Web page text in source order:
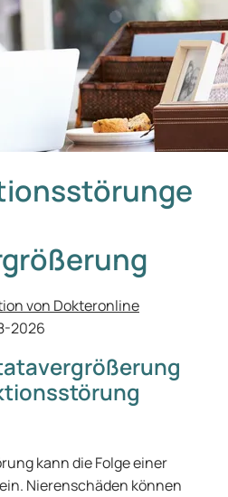
von Dokteronline
2026
kann die Folge einer
Nierenschäden können